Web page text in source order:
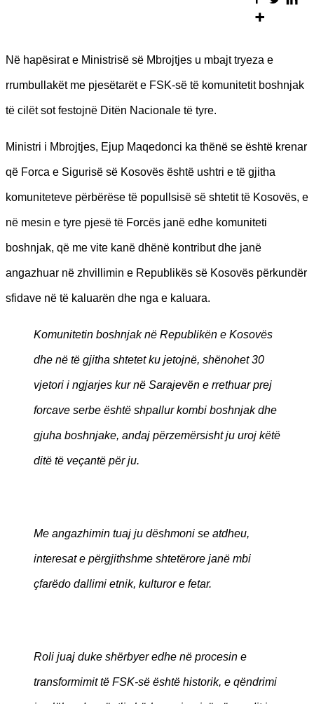
Në hapësirat e Ministrisë së Mbrojtjes u mbajt tryeza e
rrumbullakët me pjesëtarët e FSK-së të komunitetit boshnjak
të cilët sot festojnë Ditën Nacionale të tyre.
Ministri i Mbrojtjes, Ejup Maqedonci ka thënë se është krenar
që Forca e Sigurisë së Kosovës është ushtri e të gjitha
komuniteteve përbërëse të popullsisë së shtetit të Kosovës, e
në mesin e tyre pjesë të Forcës janë edhe komuniteti
boshnjak, që me vite kanë dhënë kontribut dhe janë
angazhuar në zhvillimin e Republikës së Kosovës përkundër
sfidave në të kaluarën dhe nga e kaluara.
Komunitetin boshnjak në Republikën e Kosovës
dhe në të gjitha shtetet ku jetojnë, shënohet 30
vjetori i ngjarjes kur në Sarajevën e rrethuar prej
forcave serbe është shpallur kombi boshnjak dhe
gjuha boshnjake, andaj përzemërsisht ju uroj këtë
ditë të veçantë për ju.
Me angazhimin tuaj ju dëshmoni se atdheu,
interesat e përgjithshme shtetërore janë mbi
çfarëdo dallimi etnik, kulturor e fetar.
Roli juaj duke shërbyer edhe në procesin e
transformimit të FSK-së është historik, e qëndrimi